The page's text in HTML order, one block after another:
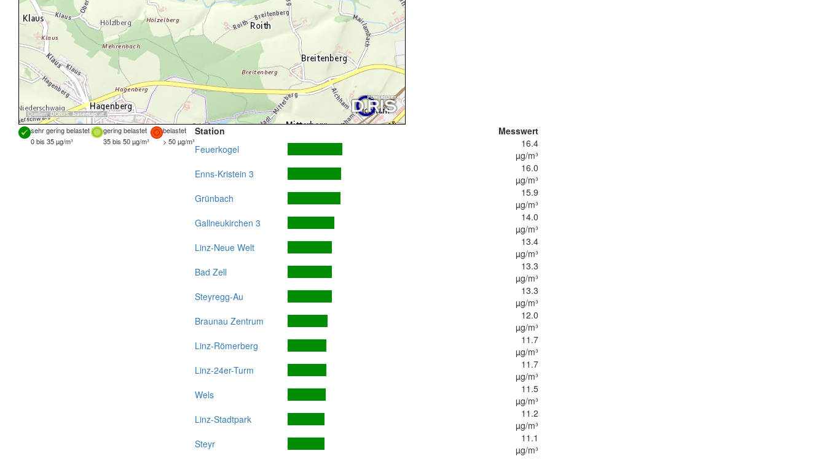
Quellen: DORIS,basemap.at
sehr gering belastet gering belastet
belastet
0 bis 35 µg/m³
35 bis 50 µg/m³ > 50 µg/m³
Station
Messwert
Feuerkogel
16.4
µg/m³
Enns-Kristein 3
16.0
µg/m³
Grünbach
15.9
µg/m³
Gallneukirchen 3
14.0
µg/m³
Linz-Neue Welt
13.4
µg/m³
Bad Zell
13.3
µg/m³
Steyregg-Au
13.3
µg/m³
Braunau Zentrum
12.0
µg/m³
Linz-Römerberg
11.7
µg/m³
Linz-24er-Turm
11.7
µg/m³
Wels
11.5
µg/m³
Linz-Stadtpark
11.2
µg/m³
Steyr
11.1
µg/m³